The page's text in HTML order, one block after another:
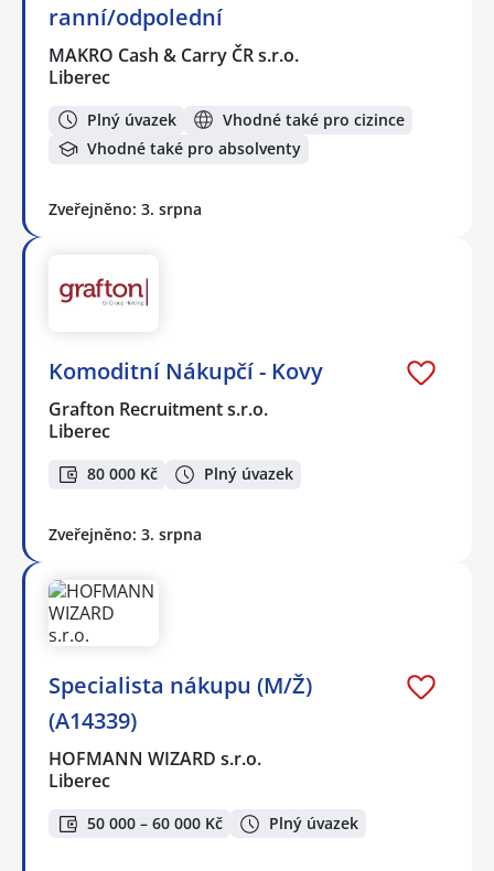
ranní/odpolední
MAKRO Cash & Carry ČR s.r.o.
Liberec
Plný úvazek
Vhodné také pro cizince
Vhodné také pro absolventy
Zveřejněno: 3. srpna
Komoditní Nákupčí - Kovy
Grafton Recruitment s.r.o.
Liberec
80 000 Kč Plný úvazek
Zveřejněno: 3. srpna
Specialista nákupu (M/Ž)
(A14339)
HOFMANN WIZARD s.r.o.
Liberec
50 000 – 60 000 Kč Plný úvazek